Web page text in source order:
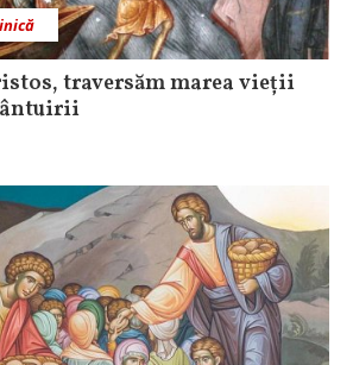
traversăm marea vieții